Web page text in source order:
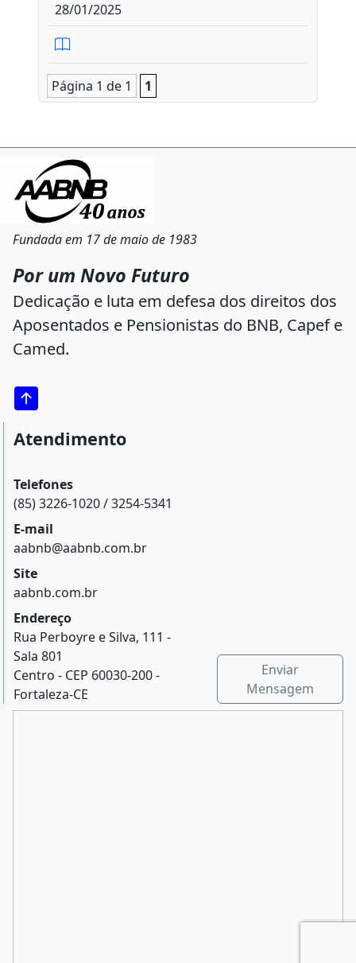
28/01/2025
Página 1 de 1 1
Fundada em 17 de maio de 1983
Por um Novo Futuro
Dedicação e luta em defesa dos direitos dos
Aposentados e Pensionistas do BNB, Capef e
Camed.
Atendimento
Telefones
(85) 3226-1020 / 3254-5341
E-mail
aabnb@aabnb.com.br
Site
aabnb.com.br
Endereço
Rua Perboyre e Silva, 111 -
Sala 801
Centro - CEP 60030-200 -
Fortaleza-CE
Enviar
Mensagem